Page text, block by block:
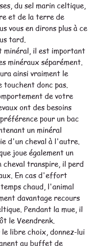
du sel marin celtique,
et de la terre de
vous en dirons plus à ce
tard.
minéral, il est important
minéraux séparément.
ainsi vraiment le
touchent donc pas.
de votre
ont des besoins
pour un bac
un minéral
d'un cheval à l'autre.
joue également un
cheval transpire, il perd
En cas d'effort
chaud, l'animal
davantage recours
Pendant la mue, il
le Veendrenk.
le libre choix, donnez-lui
au buffet de